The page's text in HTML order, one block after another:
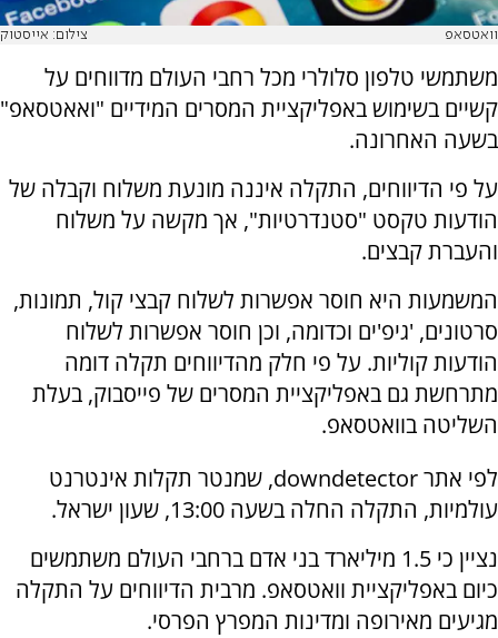
וואטסאפ צילום: אייסטוק
משתמשי טלפון סלולרי מכל רחבי העולם מדווחים על
קשיים בשימוש באפליקציית המסרים המידיים "ואאטסאפ"
בשעה האחרונה.
על פי הדיווחים, התקלה איננה מונעת משלוח וקבלה של
הודעות טקסט "סטנדרטיות", אך מקשה על משלוח
והעברת קבצים.
המשמעות היא חוסר אפשרות לשלוח קבצי קול, תמונות,
סרטונים, 'גיפ'ים וכדומה, וכן חוסר אפשרות לשלוח
הודעות קוליות. על פי חלק מהדיווחים תקלה דומה
מתרחשת גם באפליקציית המסרים של פייסבוק, בעלת
השליטה בוואטסאפ.
לפי אתר downdetector, שמנטר תקלות אינטרנט
עולמיות, התקלה החלה בשעה 13:00, שעון ישראל.
נציין כי 1.5 מיליארד בני אדם ברחבי העולם משתמשים
כיום באפליקציית וואטסאפ. מרבית הדיווחים על התקלה
מגיעים מאירופה ומדינות המפרץ הפרסי.